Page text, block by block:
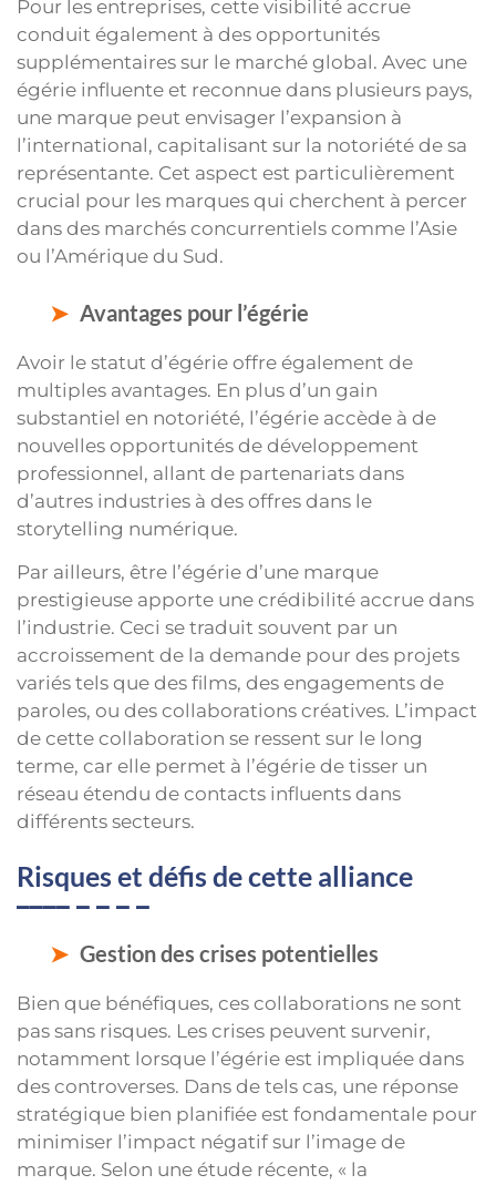
Pour les entreprises, cette visibilité accrue
conduit également à des opportunités
supplémentaires sur le marché global. Avec une
égérie influente et reconnue dans plusieurs pays,
une marque peut envisager l’expansion à
l’international, capitalisant sur la notoriété de sa
représentante. Cet aspect est particulièrement
crucial pour les marques qui cherchent à percer
dans des marchés concurrentiels comme l’Asie
ou l’Amérique du Sud.
Avantages pour l’égérie
Avoir le statut d’égérie offre également de
multiples avantages. En plus d’un gain
substantiel en notoriété, l’égérie accède à de
nouvelles opportunités de développement
professionnel, allant de partenariats dans
d’autres industries à des offres dans le
storytelling numérique.
Par ailleurs, être l’égérie d’une marque
prestigieuse apporte une crédibilité accrue dans
l’industrie. Ceci se traduit souvent par un
accroissement de la demande pour des projets
variés tels que des films, des engagements de
paroles, ou des collaborations créatives. L’impact
de cette collaboration se ressent sur le long
terme, car elle permet à l’égérie de tisser un
réseau étendu de contacts influents dans
différents secteurs.
Risques et défis de cette alliance
Gestion des crises potentielles
Bien que bénéfiques, ces collaborations ne sont
pas sans risques. Les crises peuvent survenir,
notamment lorsque l’égérie est impliquée dans
des controverses. Dans de tels cas, une réponse
stratégique bien planifiée est fondamentale pour
minimiser l’impact négatif sur l’image de
marque. Selon une étude récente, « la